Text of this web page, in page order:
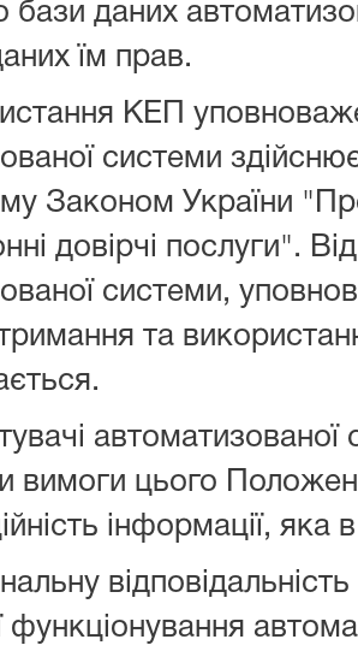
бази даних
їм прав.
КЕП
системи
Законом України
довірчі послуги".
системи,
та
автоматизованої
вимоги цього
інформації, яка
функціонування